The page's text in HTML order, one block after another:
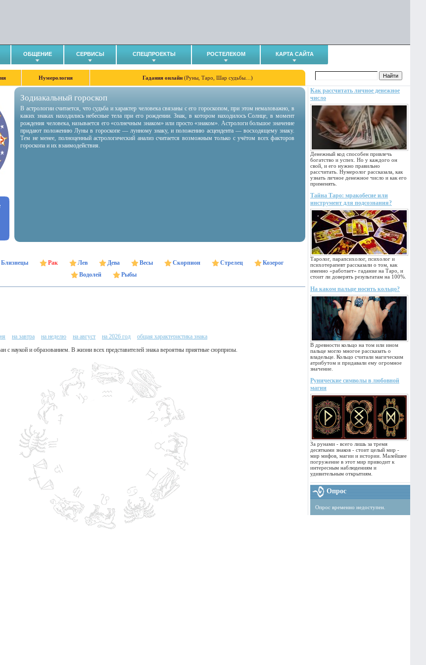
ОБЩЕНИЕ СЕРВИСЫ СПЕЦПРОЕКТЫ РОСТЕЛЕКОМ КАРТА САЙТА
Нумерология Гадания онлайн (Руны, Таро, Шар судьбы…)
Как рассчитать личное денежное
число
Денежный код способен привлечь
богатство и успех. Но у каждого он
свой, и его нужно правильно
рассчитать. Нумеролог рассказала, как
узнать личное денежное число и как его
применять.
Тайна Таро: мракобесие или
инструмент для подсознания?
Таролог, парапсихолог, психолог и
психотерапевт рассказали о том, как
именно «работает» гадание на Таро, и
стоит ли доверять результатам на 100%.
На каком пальце носить кольцо?
В древности кольцо на том или ином
пальце могло многое рассказать о
владельце. Кольцо считали магическим
атрибутом и придавали ему огромное
значение.
Рунические символы в любовной
магии
За рунами - всего лишь за тремя
десятками знаков - стоит целый мир -
мир мифов, магии и истории. Малейшее
погружение в этот мир приводит к
интересным наблюдениям и
удивительным открытиям.
Опрос
Опрос временно недоступен.
Зодиакальный гороскоп
В астрологии считается, что судьба и характер человека связаны с его гороскопом, при этом немаловажно, в
каких знаках находились небесные тела при его рождении. Знак, в котором находилось Солнце, в момент
рождения человека, называется его «солнечным знаком» или просто «знаком». Астрологи большое значение
придают положению Луны в гороскопе — лунному знаку, и положению асцендента — восходящему знаку.
Тем не менее, полноценный астрологический анализ считается возможным только с учётом всех факторов
гороскопа и их взаимодействия.
Близнецы Рак Лев Дева Весы Скорпион Стрелец
Козерог
Водолей
Рыбы
на завтра на неделю на август на 2026 год
общая характеристика знака
с наукой и образованием. В жизни всех представителей знака вероятны приятные сюрпризы.